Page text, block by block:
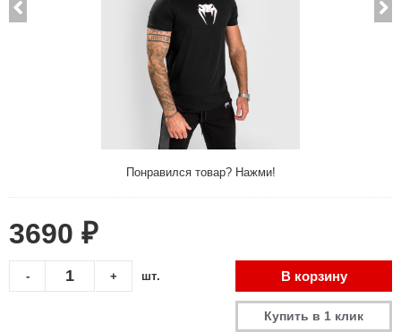
Понравился товар? Нажми!
3690 ₽
+
- шт. В корзину
Купить в 1 клик